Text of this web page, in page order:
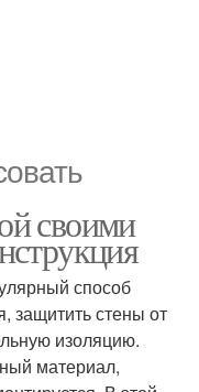
своими
способ
защитить стены от
изоляцию.
материал,